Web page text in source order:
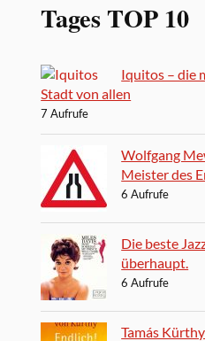
Tages TOP 10
Iquitos – die
Stadt von allen
7 Aufrufe
Wolfgang
Meister des
6 Aufrufe
Die beste
überhaupt.
6 Aufrufe
Tamás